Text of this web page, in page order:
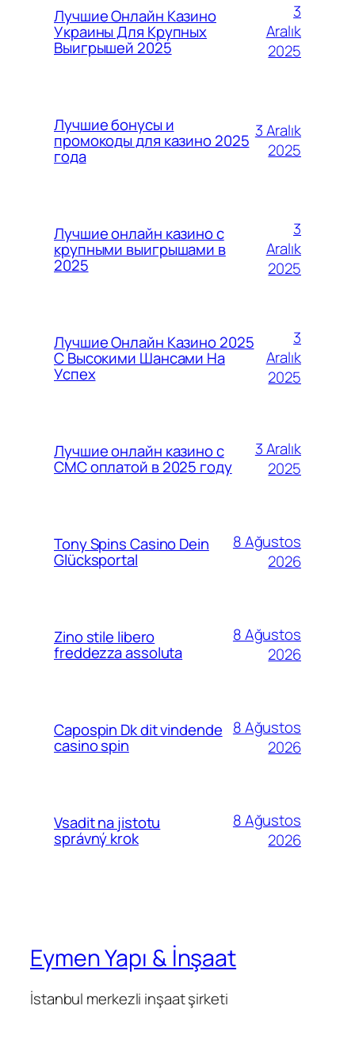
Лучшие Онлайн Казино
Украины Для Крупных
Выигрышей 2025
3
Aralık
2025
Лучшие бонусы и
промокоды для казино 2025
года
3 Aralık
2025
Лучшие онлайн казино с
крупными выигрышами в
2025
3
Aralık
2025
Лучшие Онлайн Казино 2025
С Высокими Шансами На
Успех
3
Aralık
2025
Лучшие онлайн казино с
СМС оплатой в 2025 году
3 Aralık
2025
Tony Spins Casino Dein
Glücksportal
8 Ağustos
2026
Zino stile libero
freddezza assoluta
8 Ağustos
2026
Capospin Dk dit vindende
casino spin
8 Ağustos
2026
Vsadit na jistotu
správný krok
8 Ağustos
2026
Eymen Yapı & İnşaat
İstanbul merkezli inşaat şirketi